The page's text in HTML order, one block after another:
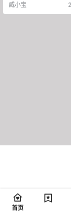
0，储蓄率50%。 11年
平。 你觉得扯淡？ 我
威小宝
首页